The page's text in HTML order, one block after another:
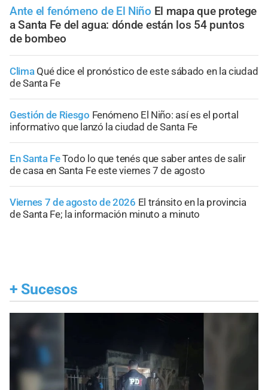
Ante el fenómeno de El Niño El mapa que protege
a Santa Fe del agua: dónde están los 54 puntos
de bombeo
Clima Qué dice el pronóstico de este sábado en la ciudad
de Santa Fe
Gestión de Riesgo Fenómeno El Niño: así es el portal
informativo que lanzó la ciudad de Santa Fe
En Santa FeTodo lo que tenés que saber antes de salir
de casa en Santa Fe este viernes 7 de agosto
Viernes 7 de agosto de 2026 El tránsito en la provincia
de Santa Fe; la información minuto a minuto
+ Sucesos